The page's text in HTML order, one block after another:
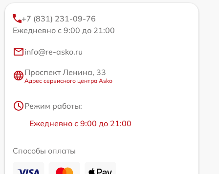
+7 (831) 231-09-76
Ежедневно с 9:00 до 21:00
info@re-asko.ru
Проспект Ленина, 33
Адрес сервисного центра Asko
Режим работы:
Ежедневно с 9:00 до 21:00
Способы оплаты